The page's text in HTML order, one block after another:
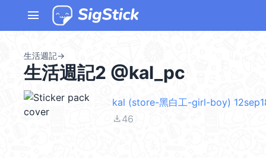
menu
生活週記→
生活週記2 @kal_pc
kal (store-黑白工-girl-boy)
file_download46